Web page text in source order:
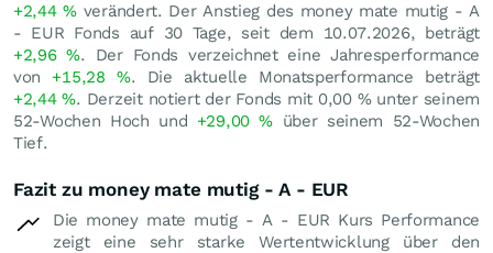
+2,44%verändert. Der Anstieg des money mate mutig - A
- EUR Fonds auf 30 Tage, seit dem 10.07.2026, beträgt
+2,96%. Der Fonds verzeichnet eine Jahresperformance
von +15,28 %. Die aktuelle Monatsperformance beträgt
+2,44%. Derzeit notiert der Fonds mit 0,00 %unter seinem
52-Wochen Hoch und +29,00% über seinem 52-Wochen
Tief.
Fazit zu money mate mutig - A - EUR
Die money mate mutig - A - EUR Kurs Performance
zeigt eine sehr starke Wertentwicklung über den